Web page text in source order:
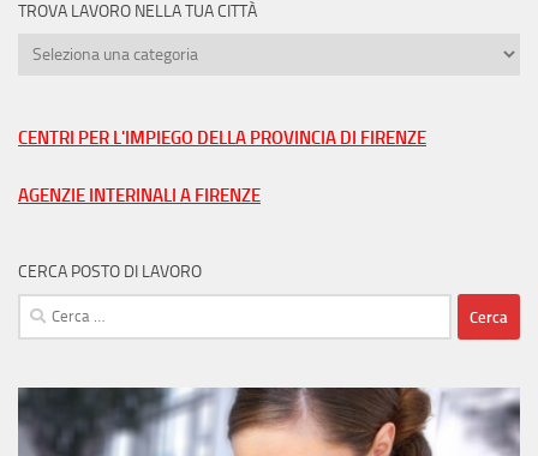
TROVA LAVORO NELLA TUA CITTÀ
Trova
tua
CENTRI PER L'IMPIEGO DELLA PROVINCIA DI FIRENZE
AGENZIE INTERINALI A FIRENZE
CERCA POSTO DI LAVORO
Ricerca
per: